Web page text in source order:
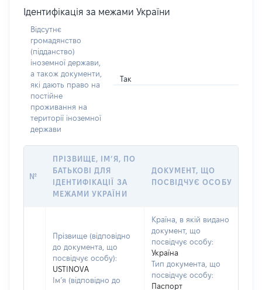
Ідентифікація за межами України
Відсутнє
громадянство
(підданство)
іноземної держави,
а також документи,
які дають право на
постійне
проживання на
території іноземної
держави
Так
№
ПРІЗВИЩЕ, ІМ’Я, ПО
БАТЬКОВІ ДЛЯ
ІДЕНТИФІКАЦІЇ ЗА
МЕЖАМИ УКРАЇНИ
ДОКУМЕНТ, ЩО
ПОСВІДЧУЄ ОСОБУ
Прізвище (відповідно
до документа, що
посвідчує особу):
USTINOVA
Ім’я (відповідно до
Країна, в якій видано
документ, що
посвідчує особу:
Україна
Тип документа, що
посвідчує особу:
Паспорт